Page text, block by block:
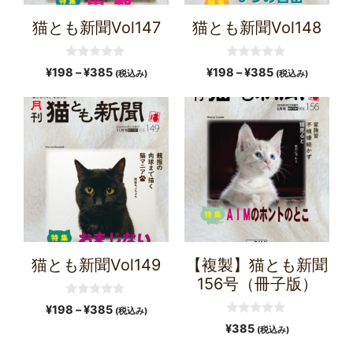
猫とも新聞Vol147
0
o
t
o
f
¥198 –¥385 (税込み)
猫とも新聞Vol148
0
o
t
f
¥198 –¥385 (税込み)
猫とも新聞Vol149
0
o
¥198 –¥385 (税込み)
【複製】猫とも新聞
156号（冊子版）
0
o
¥385 (税込み)